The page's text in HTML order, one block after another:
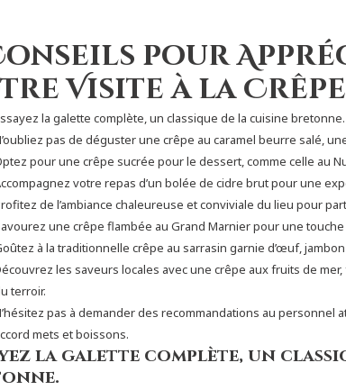
pour
Visite à la
la galette complète, un classique de la cuisine bretonne.
pas de déguster une crêpe au caramel beurre salé,
pour une crêpe sucrée pour le dessert, comme celle au
votre repas d’un bolée de cidre brut pour une
de l’ambiance chaleureuse et conviviale du lieu pour
une crêpe flambée au Grand Marnier pour une
à la traditionnelle crêpe au sarrasin garnie d’œuf,
les saveurs locales avec une crêpe aux fruits de
terroir.
pas à demander des recommandations au
mets et boissons.
la galette complète, un